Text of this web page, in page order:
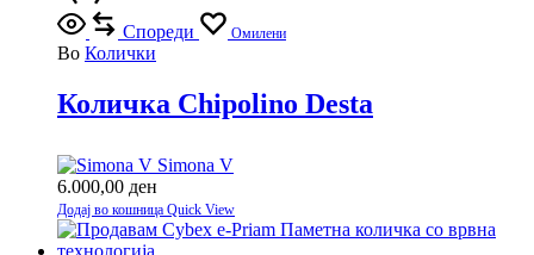
Спореди Омилени
Во Колички
Количка Chipolino Desta
Simona V
6.000,00 ден
Додај во кошница Quick View